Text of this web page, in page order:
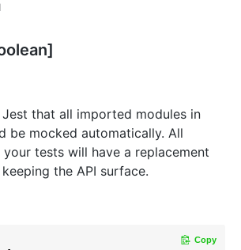
that all imported modules in
be mocked automatically. All
your tests will have a replacement
the API surface.
Copy